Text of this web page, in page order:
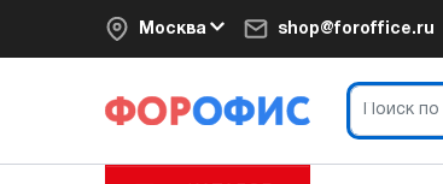
Москва shop@foroffice.ru